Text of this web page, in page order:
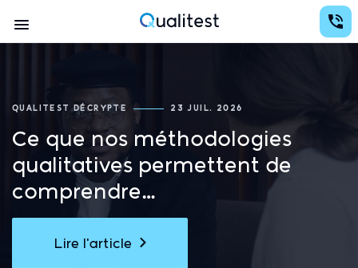
au
contenu
Conception d'études avec des analyses au services de la prise de décision
Qualitest
Navigation
QUALITEST DÉCRYPTE 23 JUIL. 2026
Ce que nos méthodologies
qualitatives permettent de
comprendre…
Lire l'article